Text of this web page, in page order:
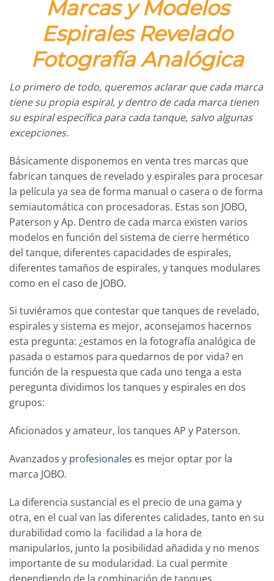
Marcas y Modelos
Espirales Revelado
Fotografía Analógica
Lo primero de todo, queremos aclarar que cada marca
tiene su propia espiral, y dentro de cada marca tienen
su espiral específica para cada tanque, salvo algunas
excepciones.
Básicamente disponemos en venta tres marcas que
fabrican tanques de revelado y espirales para procesar
la película ya sea de forma manual o casera o de forma
semiautomática con procesadoras. Estas son JOBO,
Paterson y Ap. Dentro de cada marca existen varios
modelos en función del sistema de cierre hermético
del tanque, diferentes capacidades de espirales,
diferentes tamaños de espirales, y tanques modulares
como en el caso de JOBO.
Si tuviéramos que contestar que tanques de revelado,
espirales y sistema es mejor, aconsejamos hacernos
esta pregunta: ¿estamos en la fotografía analógica de
pasada o estamos para quedarnos de por vida? en
función de la respuesta que cada uno tenga a esta
peregunta dividimos los tanques y espirales en dos
grupos:
Aficionados y amateur, los tanques AP y Paterson.
Avanzados y profesionales es mejor optar por la
marca JOBO.
La diferencia sustancial es el precio de una gama y
otra, en el cual van las diferentes calidades, tanto en su
durabilidad como la facilidad a la hora de
manipularlos, junto la posibilidad añadida y no menos
importante de su modularidad. La cual permite